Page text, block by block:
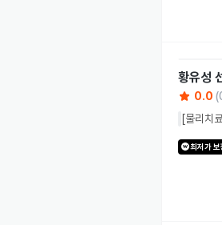
황유성
0.0 (
[물리치
최저가 보